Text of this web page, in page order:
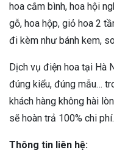
hoa cắm bình, hoa hội
gỗ, hoa hộp, giỏ hoa 2
đi kèm như bánh kem,
Dịch vụ điện hoa tại Hà
đúng kiểu, đúng mẫu…
khách hàng không hài
sẽ hoàn trả 100% chi phí.
Thông tin liên hệ: